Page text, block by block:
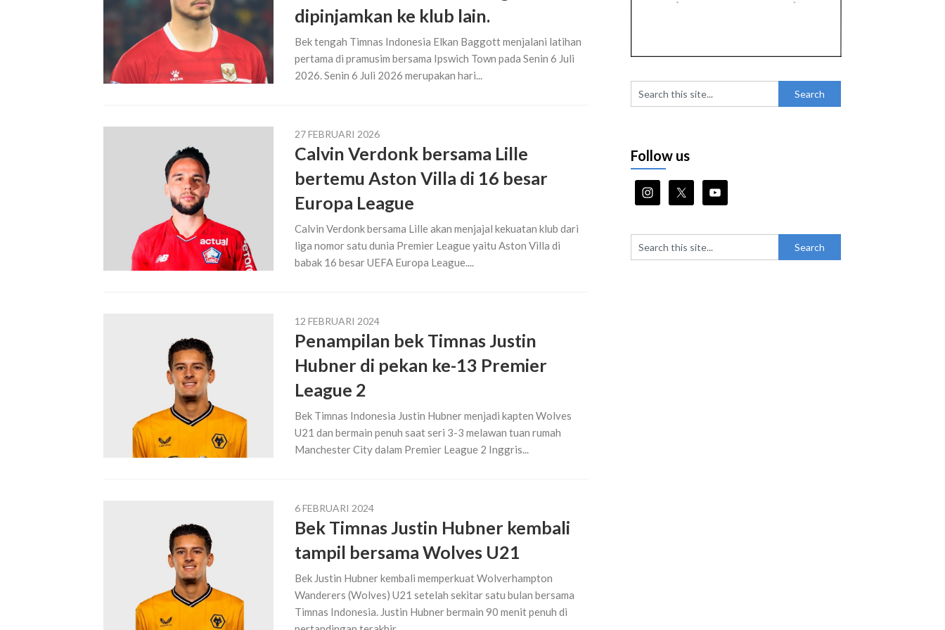
dipinjamkan ke klub lain.
Bek tengah Timnas Indonesia Elkan Baggott menjalani latihan
pertama di pramusim bersama Ipswich Town pada Senin 6 Juli
2026. Senin 6 Juli 2026 merupakan hari...
27 FEBRUARI 2026
Calvin Verdonk bersama Lille
bertemu Aston Villa di 16 besar
Europa League
Calvin Verdonk bersama Lille akan menjajal kekuatan klub dari
liga nomor satu dunia Premier League yaitu Aston Villa di
babak 16 besar UEFA Europa League....
12 FEBRUARI 2024
Penampilan bek Timnas Justin
Hubner di pekan ke-13 Premier
League 2
Bek Timnas Indonesia Justin Hubner menjadi kapten Wolves
U21 dan bermain penuh saat seri 3-3 melawan tuan rumah
Manchester City dalam Premier League 2 Inggris...
6 FEBRUARI 2024
Bek Timnas Justin Hubner kembali
tampil bersama Wolves U21
Bek Justin Hubner kembali memperkuat Wolverhampton
Wanderers (Wolves) U21 setelah sekitar satu bulan bersama
Timnas Indonesia. Justin Hubner bermain 90 menit penuh di
Follow us